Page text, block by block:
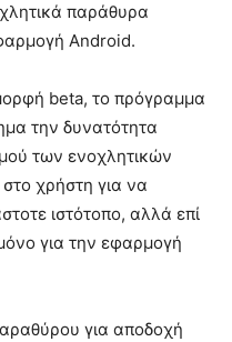
παράθυρα
Android.
beta, το πρόγραμμα
την δυνατότητα
των ενοχλητικών
χρήστη για να
ιστότοπο, αλλά επί
για την εφαρμογή
για αποδοχή